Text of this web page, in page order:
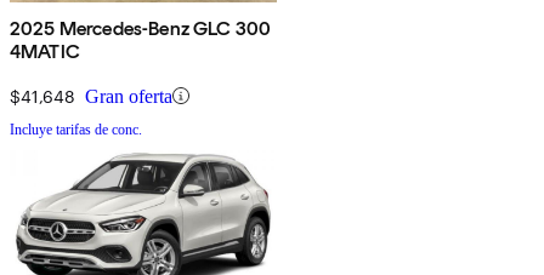
2025 Mercedes-Benz GLC 300
4MATIC
$41,648 Gran oferta
Incluye tarifas de conc.